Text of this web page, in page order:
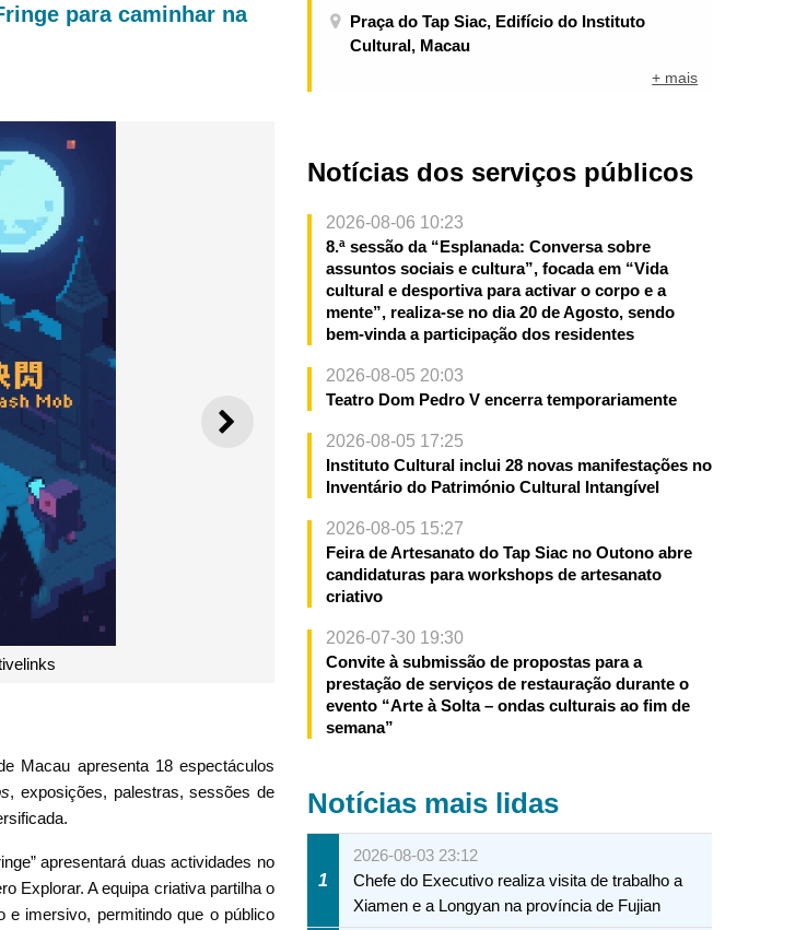
para caminhar na
SEGUINTE
Macau apresenta 18 espectáculos
, exposições, palestras, sessões de
apresentará duas actividades no
Explorar. A equipa criativa partilha o
e imersivo, permitindo que o público
Praça do Tap Siac, Edifício do Instituto
Cultural, Macau
+ mais
Notícias dos serviços públicos
2026-08-06 10:23
8.ª sessão da “Esplanada: Conversa sobre
assuntos sociais e cultura”, focada em “Vida
cultural e desportiva para activar o corpo e a
mente”, realiza-se no dia 20 de Agosto, sendo
bem-vinda a participação dos residentes
2026-08-05 20:03
Teatro Dom Pedro V encerra temporariamente
2026-08-05 17:25
Instituto Cultural inclui 28 novas manifestações no
Inventário do Património Cultural Intangível
2026-08-05 15:27
Feira de Artesanato do Tap Siac no Outono abre
candidaturas para workshops de artesanato
criativo
2026-07-30 19:30
Convite à submissão de propostas para a
prestação de serviços de restauração durante o
evento “Arte à Solta – ondas culturais ao fim de
semana”
Notícias mais lidas
1
2026-08-03 23:12
Chefe do Executivo realiza visita de trabalho a
Xiamen e a Longyan na província de Fujian